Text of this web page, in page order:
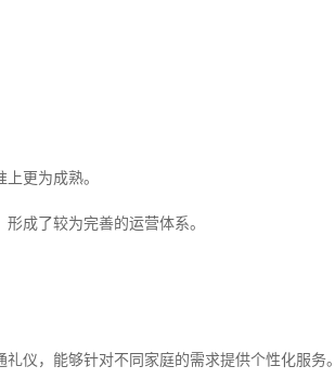
更为成熟。
成了较为完善的运营体系。
仪，能够针对不同家庭的需求提供个性化服务。